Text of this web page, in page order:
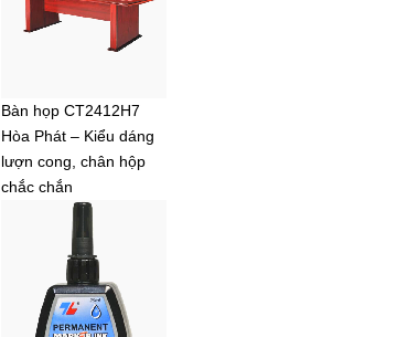
Bàn họp CT2412H7
Hòa Phát – Kiểu dáng
lượn cong, chân hộp
chắc chắn